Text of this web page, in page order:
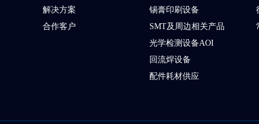
解决方案
合作客户
锡膏印刷设备
SMT及周边相关产品
光学检测设备AOI
回流焊设备
配件耗材供应